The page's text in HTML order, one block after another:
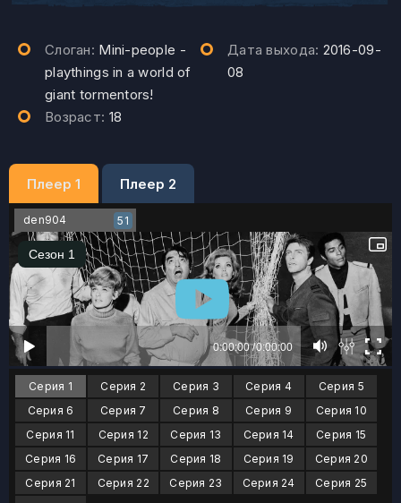
Слоган: Mini-people -
playthings in a world of
giant tormentors!
Дата выхода: 2016-09-
08
Возраст: 18
Плеер 1 Плеер 2
den904 51
Серия 1 Серия 2 Серия 3 Серия 4
Серия 5
Серия 6
Серия 7 Серия 8 Серия 9
Серия 10
Серия 11
Серия 12 Серия 13 Серия 14
Серия 15
Серия 16
Серия 17 Серия 18 Серия 19
Серия 20
Серия 21
Серия 22 Серия 23 Серия 24
Серия 25